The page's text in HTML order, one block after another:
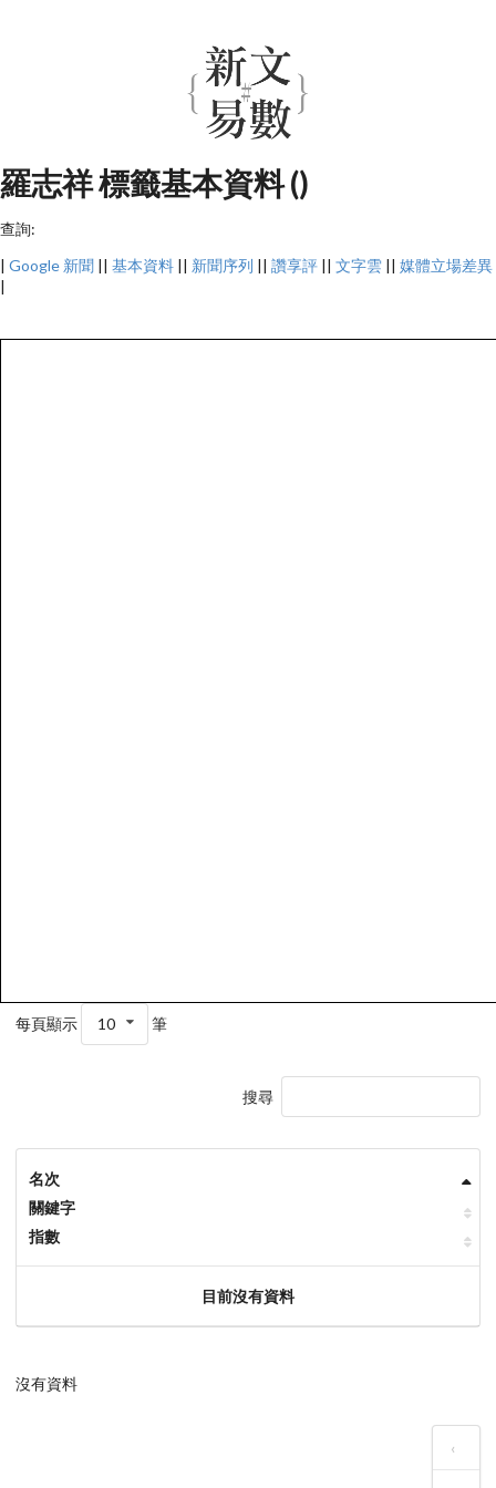
羅志祥 標籤基本資料 ()
查詢:
| Google 新聞 || 基本資料 || 新聞序列 || 讚享評 || 文字雲 || 媒體立場差異
|
每頁顯示 10 筆
搜尋
名次
關鍵字
指數
目前沒有資料
沒有資料
‹